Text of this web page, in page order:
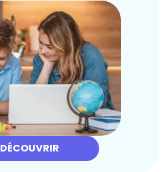
DÉCOUVRIR